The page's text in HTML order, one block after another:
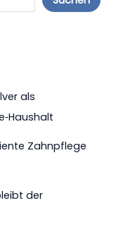
als
Zahnpflege
der